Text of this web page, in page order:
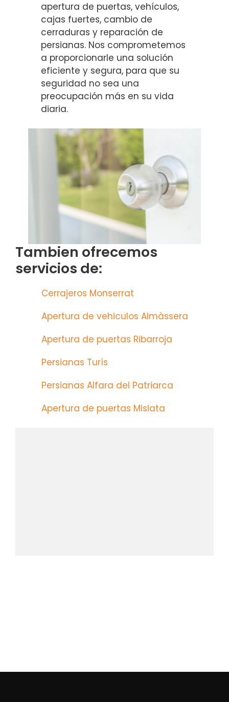
apertura de puertas, vehículos,
cajas fuertes, cambio de
cerraduras y reparación de
persianas. Nos comprometemos
a proporcionarle una solución
eficiente y segura, para que su
seguridad no sea una
preocupación más en su vida
diaria.
Tambien ofrecemos
servicios de:
Cerrajeros Monserrat
Apertura de vehiculos Almàssera
Apertura de puertas Ribarroja
Persianas Turís
Persianas Alfara del Patriarca
Apertura de puertas Mislata